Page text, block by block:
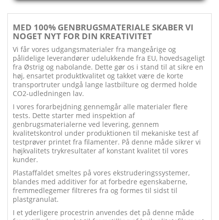
MED 100% GENBRUGSMATERIALE SKABER VI
NOGET NYT FOR DIN KREATIVITET
Vi får vores udgangsmaterialer fra mangeårige og
pålidelige leverandører udelukkende fra EU, hovedsageligt
fra Østrig og nabolande. Dette gør os i stand til at sikre en
høj, ensartet produktkvalitet og takket være de korte
transportruter undgå lange lastbilture og dermed holde
CO2-udledningen lav.
I vores forarbejdning gennemgår alle materialer flere
tests. Dette starter med inspektion af
genbrugsmaterialerne ved levering, gennem
kvalitetskontrol under produktionen til mekaniske test af
testprøver printet fra filamenter. På denne måde sikrer vi
højkvalitets trykresultater af konstant kvalitet til vores
kunder.
Plastaffaldet smeltes på vores ekstruderingssystemer,
blandes med additiver for at forbedre egenskaberne,
fremmedlegemer filtreres fra og formes til sidst til
plastgranulat.
I et yderligere procestrin anvendes det på denne måde